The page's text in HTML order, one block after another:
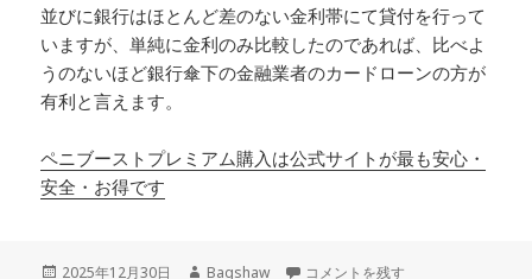
並びに銀行はほとんど差のない金利帯にて貸付を行って
いますが、単純に金利のみ比較したのであれば、比べよ
うのないほど銀行傘下の金融業者のカードローンの方が
有利と言えます。
ペニブーストプレミアム購入は公式サイトが最も安心・
安全・お得です
投
2025年12月30日
作
Bagshaw ローン会社ごとの金利のデータが
コメントを残す